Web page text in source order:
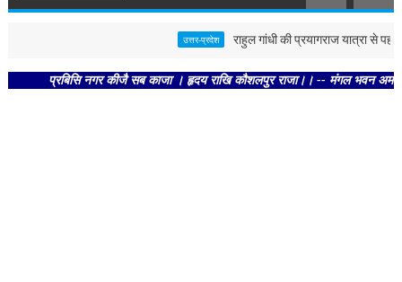
उत्तर-प्रदेश राहुल गांधी की प्रयागराज यात्रा से पहले
प्रबिसि नगर कीजै सब काजा । हृदय राखि कौशलपुर राजा।। -- मंगल भवन अमंगल